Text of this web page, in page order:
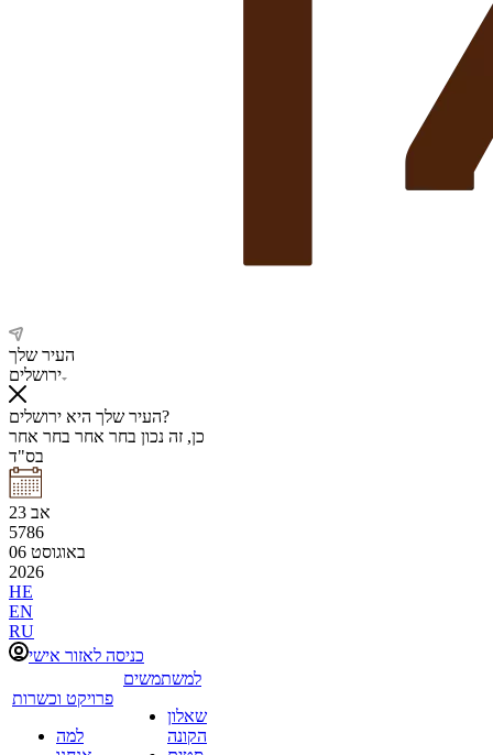
העיר שלך
ירושלים
העיר שלך היא ירושלים?
כן, זה נכון בחר אחר בחר אחר
בס"ד
23 אב
5786
06 באוגוסט
2026
HE
EN
RU
כניסה לאזור אישי
פרויקט וכשרות
למה
למשתמשים
שאלון
הקונה